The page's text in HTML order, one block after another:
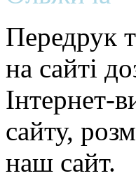
Передрук
на сайті
Інтернет-
сайту,
наш сайт.